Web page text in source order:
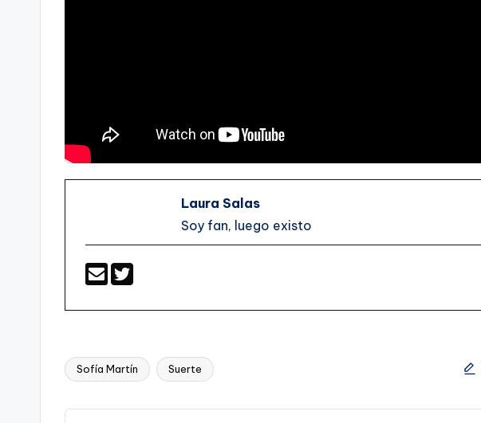
Laura Salas
Soy fan, luego existo
Etiquetas:
Sofía Martín Suerte